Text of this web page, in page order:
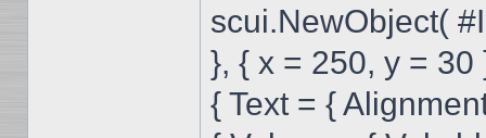
scui.NewObject(
}, { x = 250, y = 30
{ Text = {